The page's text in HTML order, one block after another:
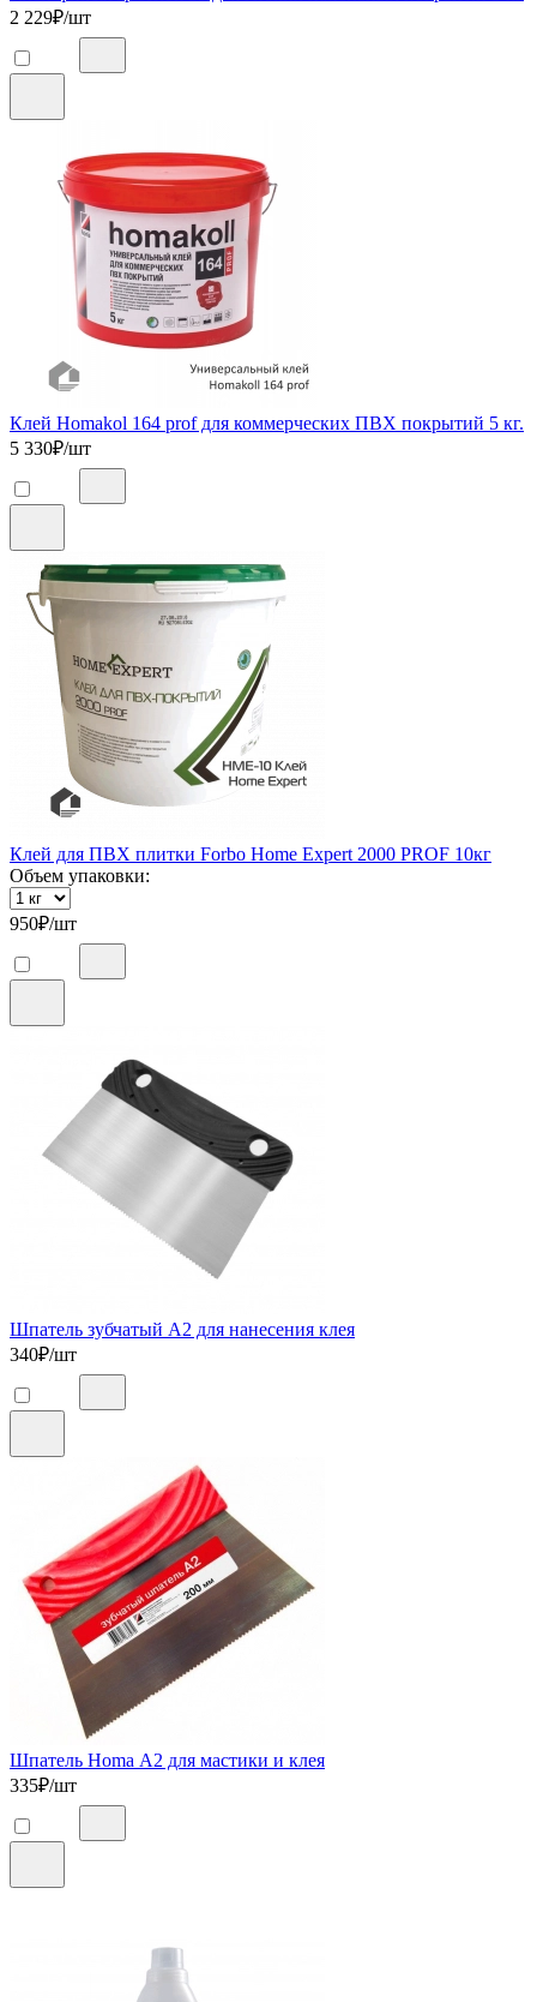
2 229₽/шт
Клей Homakol 164 prof для коммерческих ПВХ покрытий 5 кг.
5 330₽/шт
Клей для ПВХ плитки Forbo Home Expert 2000 PROF 10кг
Объем упаковки:
950₽/шт
Шпатель зубчатый А2 для нанесения клея
340₽/шт
Шпатель Homa А2 для мастики и клея
335₽/шт